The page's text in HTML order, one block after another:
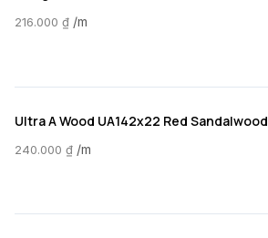
216.000 ₫ /m
Ultra A Wood UA142x22 Red Sandalwood
240.000 ₫ /m